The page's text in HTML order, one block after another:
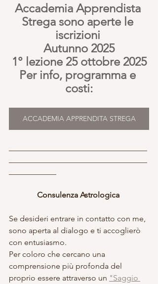
Accademia Apprendista
Strega sono aperte le
iscrizioni
Autunno 2025
1° lezione 25 ottobre 2025
Per info, programma e
costi:
ACCADEMIA APPRENDITA STREGA
Consulenza Astrologica
Se desideri entrare in contatto con me,
sono aperta al dialogo e ti accoglierò
con entusiasmo.
Per coloro che cercano una
comprensione più profonda del
proprio essere attraverso un "Saggio